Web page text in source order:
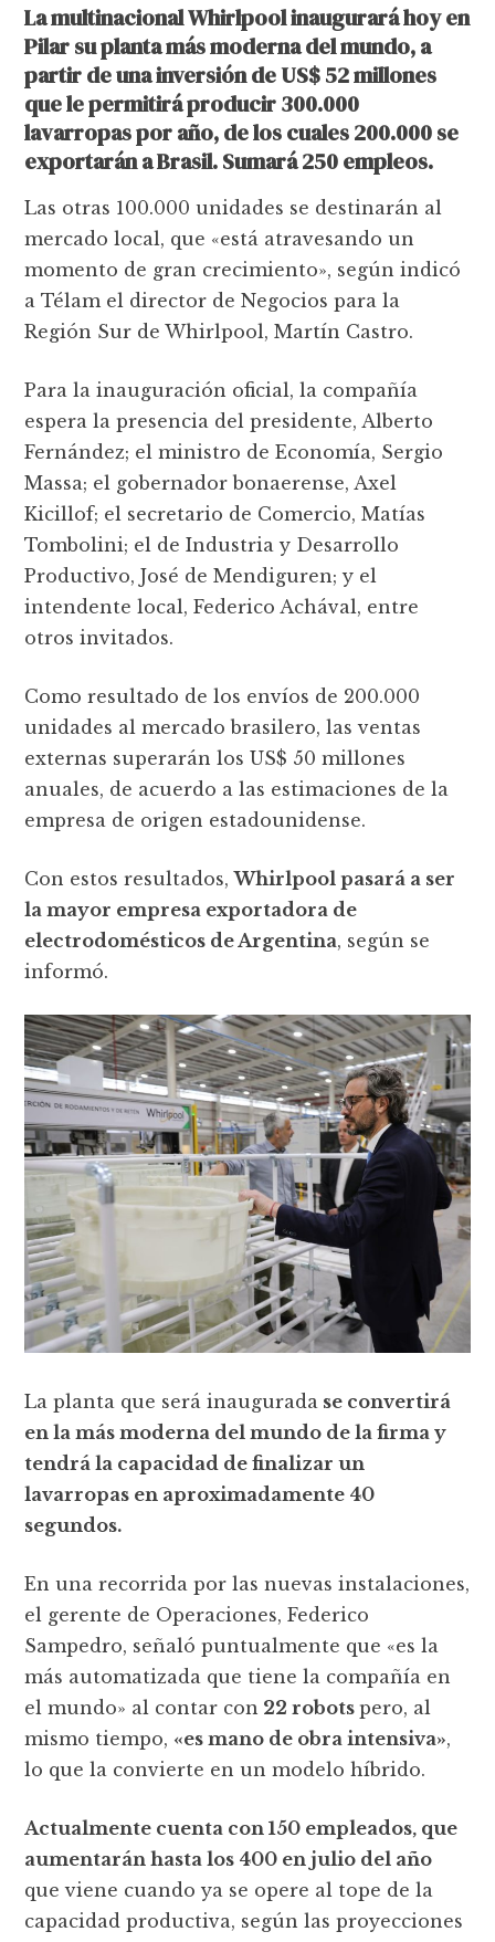
La multinacional Whirlpool inaugurará hoy en
Pilar su planta más moderna del mundo, a
partir de una inversión de US$ 52 millones
que le permitirá producir 300.000
lavarropas por año, de los cuales 200.000 se
exportarán a Brasil. Sumará 250 empleos.
Las otras 100.000 unidades se destinarán al
mercado local, que «está atravesando un
momento de gran crecimiento», según indicó
a Télam el director de Negocios para la
Región Sur de Whirlpool, Martín Castro.
Para la inauguración oficial, la compañía
espera la presencia del presidente, Alberto
Fernández; el ministro de Economía, Sergio
Massa; el gobernador bonaerense, Axel
Kicillof; el secretario de Comercio, Matías
Tombolini; el de Industria y Desarrollo
Productivo, José de Mendiguren; y el
intendente local, Federico Achával, entre
otros invitados.
Como resultado de los envíos de 200.000
unidades al mercado brasilero, las ventas
externas superarán los US$ 50 millones
anuales, de acuerdo a las estimaciones de la
empresa de origen estadounidense.
Con estos resultados,Whirlpool pasará a ser
la mayor empresa exportadora de
electrodomésticos de Argentina, según se
informó.
La planta que será inaugurada se convertirá
en la más moderna del mundo de la firma y
tendrá la capacidad de finalizar un
lavarropas en aproximadamente 40
segundos.
En una recorrida por las nuevas instalaciones,
el gerente de Operaciones, Federico
Sampedro, señaló puntualmente que «es la
más automatizada que tiene la compañía en
el mundo» al contar con 22 robotspero, al
mismo tiempo, «es mano de obra intensiva»,
lo que la convierte en un modelo híbrido.
Actualmente cuenta con 150 empleados, que
aumentarán hasta los 400 en julio del año
que viene cuando ya se opere al tope de la
capacidad productiva, según las proyecciones